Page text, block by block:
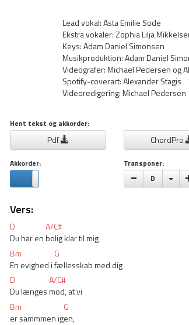
Lead vokal: Asta Emilie Sode
Ekstra vokaler: Zophia Lilja
Keys: Adam Daniel Simonsen
Musikproduktion: Adam Daniel
Videografer: Michael Pedersen og
Spotify-coverart: Alexander Stagis
Videoredigering: Michael Pedersen
Hent tekst og akkorder:
Pdf ChordPro
Akkorder: Transponer:
D
Vers:
D
A/C#
Du har en bolig klar til mig
Bm
G
En evighed i fællesskab med dig
D
A/C#
Du længes mod, at vi
Bm
G
er sammmen igen,